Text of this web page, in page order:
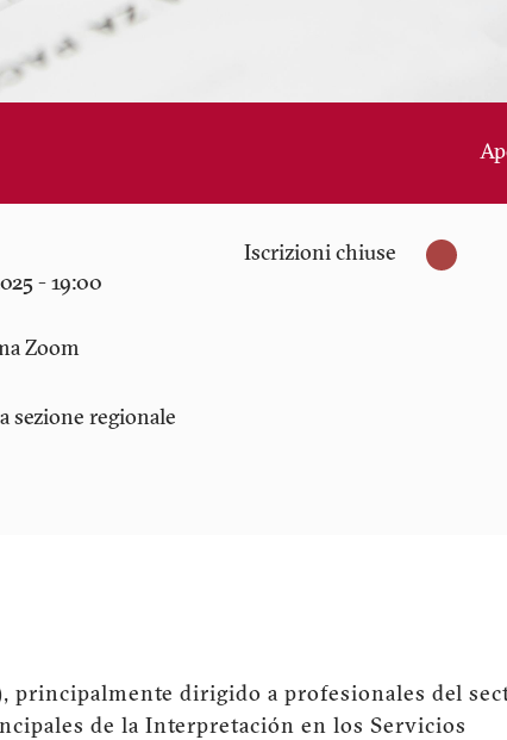
- 19:00
Iscrizioni chiuse
Zoom
sezione regionale
principalmente dirigido a profesionales del
de la Interpretación en los Servicios